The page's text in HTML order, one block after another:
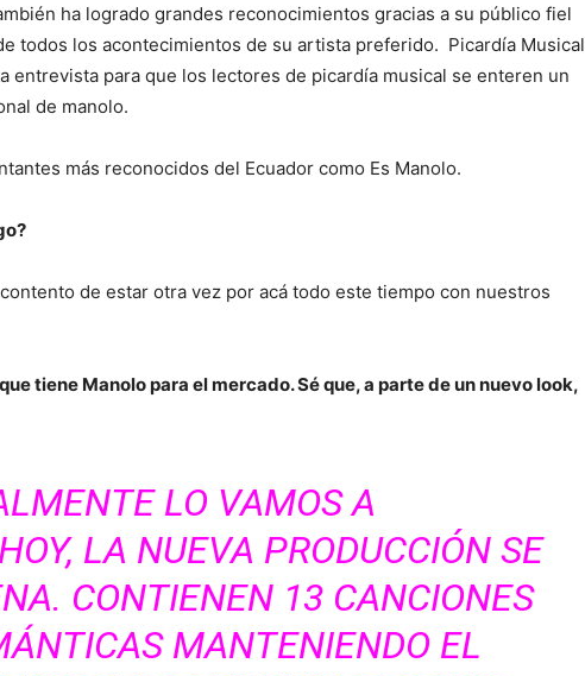
ha logrado grandes reconocimientos gracias a su público fiel
todos los acontecimientos de su artista preferido. Picardía Musical
entrevista para que los lectores de picardía musical se enteren un
de manolo.
más reconocidos del Ecuador como Es Manolo.
de estar otra vez por acá todo este tiempo con nuestros
tiene Manolo para el mercado. Sé que, a parte de un nuevo look,
LO VAMOS A
LA NUEVA PRODUCCIÓN SE
CONTIENEN 13 CANCIONES
MANTENIENDO EL